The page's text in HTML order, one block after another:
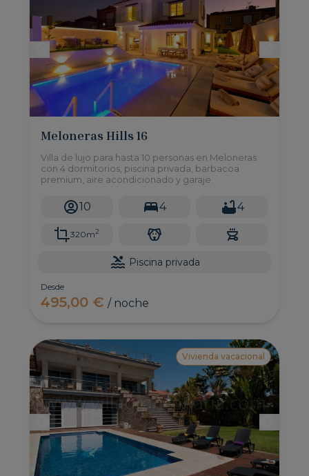
Meloneras Hills 16
Villa de lujo para hasta 10 personas en Meloneras
con 4 dormitorios, piscina privada, barbacoa
premium, aire acondicionado y garaje.
10 4 4
320m2
Piscina privada
Desde
495,00 €/ noche
Vivienda vacacional